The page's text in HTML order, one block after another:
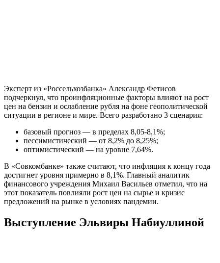
Эксперт из «Россельхозбанка» Александр Фетисов
подчеркнул, что проинфляционные факторы влияют на рост
цен на бензин и ослабление рубля на фоне геополитической
ситуации в регионе и мире. Всего разработано 3 сценария:
базовый прогноз ― в пределах 8,05-8,1%;
пессимистический ― от 8,2% до 8,25%;
оптимистический ― на уровне 7,64%.
В «Совкомбанке» также считают, что инфляция к концу года
достигнет уровня примерно в 8,1%. Главный аналитик
финансового учреждения Михаил Васильев отметил, что на
этот показатель повлияли рост цен на сырье и кризис
предложений на рынке в условиях пандемии.
Выступление Эльвиры Набиуллиной